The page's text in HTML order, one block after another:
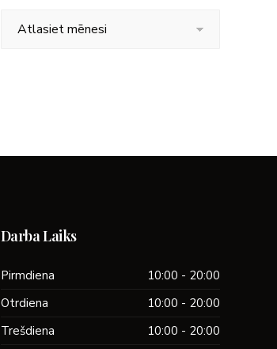
Darba Laiks
Pirmdiena
10:00 - 20:00
Otrdiena
10:00 - 20:00
Trešdiena
10:00 - 20:00